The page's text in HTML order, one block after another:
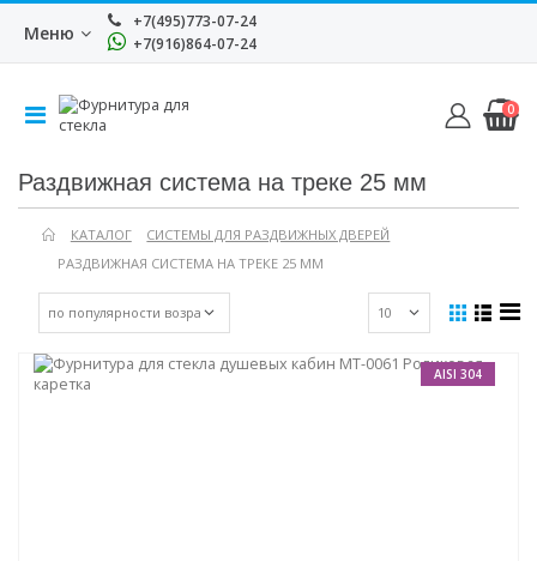
Меню
+7(495)773-07-24
+7(916)864-07-24
0
Раздвижная система на треке 25 мм
КАТАЛОГ
СИСТЕМЫ ДЛЯ РАЗДВИЖНЫХ ДВЕРЕЙ
РАЗДВИЖНАЯ СИСТЕМА НА ТРЕКЕ 25 ММ
AISI 304